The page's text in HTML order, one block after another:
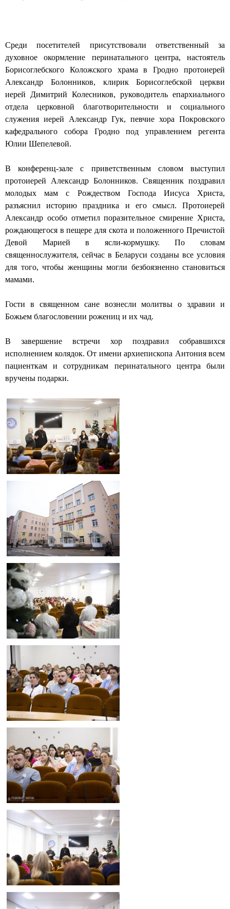
с
о
б
о
р
г
о
р
о
д
а
Г
р
д
о
Среди посетителей присутствовали ответственный за
духовное окормление перинатального центра, настоятель
Борисоглебского Коложского храма в Гродно протоиерей
Александр Болонников, клирик Борисоглебской церкви
иерей Димитрий Колесников, руководитель епархиального
отдела церковной благотворительности и социального
служения иерей Александр Гук, певчие хора Покровского
кафедрального собора Гродно под управлением регента
Юлии Шепелевой.
В конференц-зале с приветственным словом выступил
протоиерей Александр Болонников. Священник поздравил
молодых мам с Рождеством Господа Иисуса Христа,
разъяснил историю праздника и его смысл. Протоиерей
Александр особо отметил поразительное смирение Христа,
рождающегося в пещере для скота и положенного Пречистой
Девой Марией в ясли-кормушку. По словам
священнослужителя, сейчас в Беларуси созданы все условия
для того, чтобы женщины могли безбоязненно становиться
мамами.
Гости в священном сане вознесли молитвы о здравии и
Божьем благословении рожениц и их чад.
В завершение встречи хор поздравил собравшихся
исполнением колядок. От имени архиепископа Антония всем
пациенткам и сотрудникам перинатального центра были
вручены подарки.